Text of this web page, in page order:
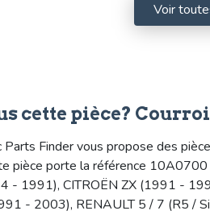
Voir
cette pièce?
Parts Finder vous propose des
pièce porte la référence
- 1991), CITROËN ZX (1991 -
- 2003), RENAULT 5 / 7 (R5 /